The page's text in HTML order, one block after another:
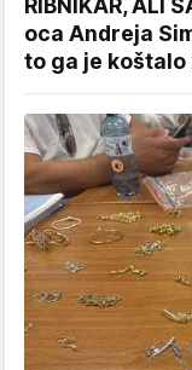
RIBNIKAR, ALI
oca Andreja
to ga je koštalo